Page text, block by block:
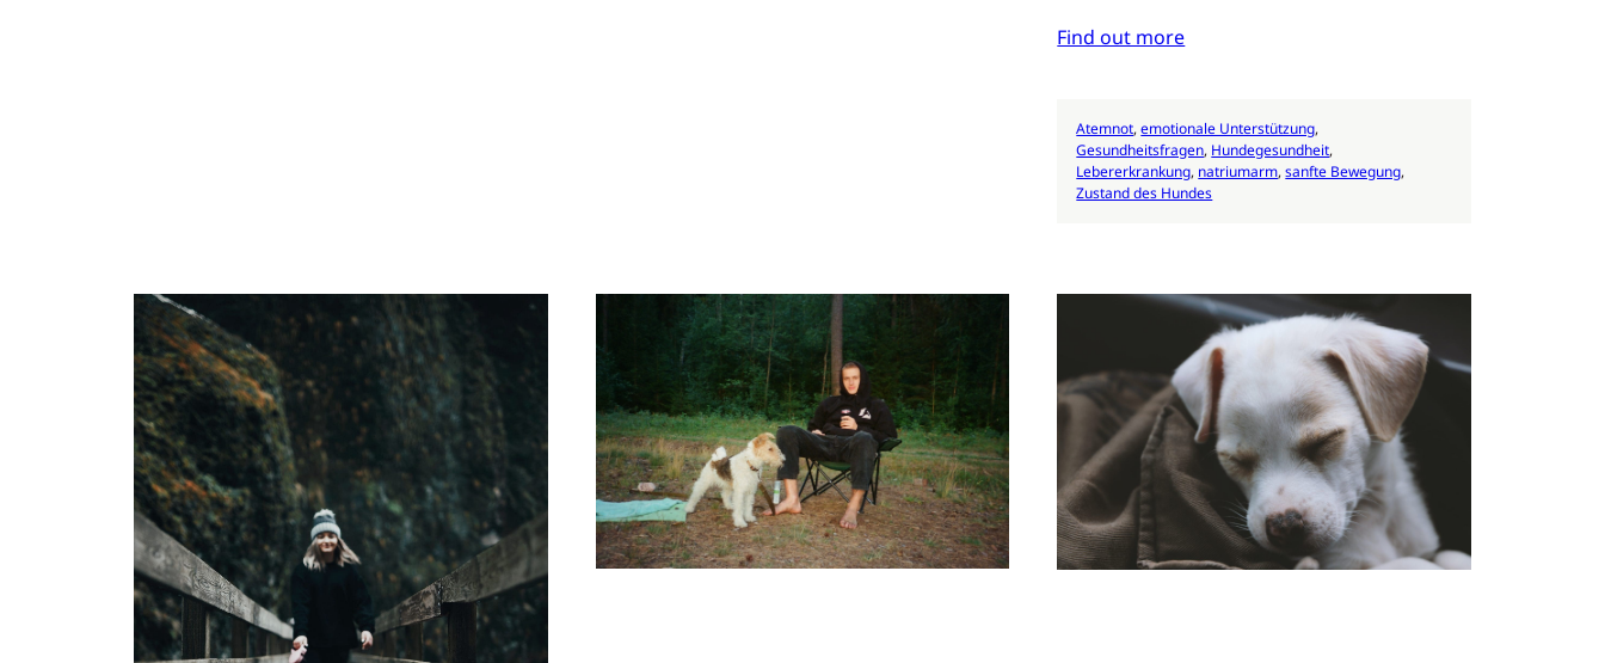
Find out more
Atemnot, emotionale Unterstützung
Gesundheitsfragen, Hundegesundheit
Lebererkrankung, natriumarm, sanfte Bewegung
Zustand des Hundes